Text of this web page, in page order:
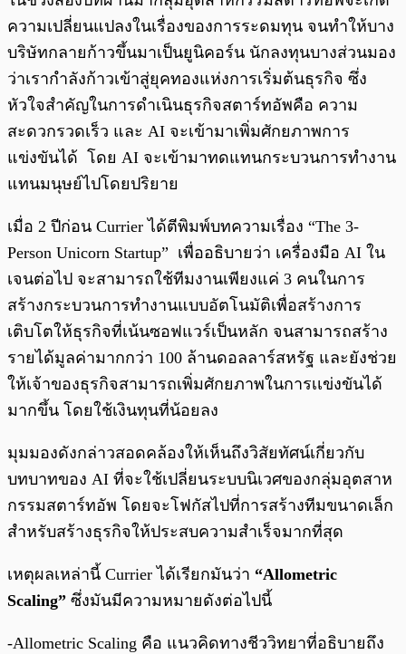
ความเปลี่ยนแปลงในเรื่องของการระดมทุน จนทำให้บาง
บริษัทกลายก้าวขึ้นมาเป็นยูนิคอร์น นักลงทุนบางส่วนมอง
ว่าเรากำลังก้าวเข้าสู่ยุคทองแห่งการเริ่มต้นธุรกิจ ซึ่ง
หัวใจสำคัญในการดำเนินธุรกิจสตาร์ทอัพคือ ความ
สะดวกรวดเร็ว และ AI จะเข้ามาเพิ่มศักยภาพการ
แข่งขันได้ โดย AI จะเข้ามาทดแทนกระบวนการทำงาน
แทนมนุษย์ไปโดยปริยาย
เมื่อ 2 ปีก่อน Currier ได้ตีพิมพ์บทความเรื่อง “The 3-
Person Unicorn Startup” เพื่ออธิบายว่า เครื่องมือ AI ใน
เจนต่อไป จะสามารถใช้ทีมงานเพียงแค่ 3 คนในการ
สร้างกระบวนการทำงานแบบอัตโนมัติเพื่อสร้างการ
เติบโตให้ธุรกิจที่เน้นซอฟแวร์เป็นหลัก จนสามารถสร้าง
รายได้มูลค่ามากกว่า 100 ล้านดอลลาร์สหรัฐ และยังช่วย
ให้เจ้าของธุรกิจสามารถเพิ่มศักยภาพในการเเข่งขันได้
มากขึ้น โดยใช้เงินทุนที่น้อยลง
มุมมองดังกล่าวสอดคล้องให้เห็นถึงวิสัยทัศน์เกี่ยวกับ
บทบาทของ AI ที่จะใช้เปลี่ยนระบบนิเวศของกลุ่มอุตสาห
กรรมสตาร์ทอัพ โดยจะโฟกัสไปที่การสร้างทีมขนาดเล็ก
สำหรับสร้างธุรกิจให้ประสบความสำเร็จมากที่สุด
เหตุผลเหล่านี้ Currier ได้เรียกมันว่า “Allometric
Scaling” ซึ่งมันมีความหมายดังต่อไปนี้
-Allometric Scaling คือ แนวคิดทางชีววิทยาที่อธิบายถึง